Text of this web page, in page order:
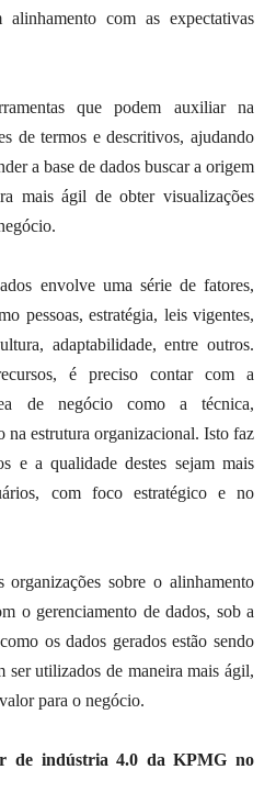
com as expectativas
que podem auxiliar na
de termos e descritivos, ajudando
a base de dados buscar a origem
mais ágil de obter visualizações
envolve uma série de fatores,
pessoas, estratégia, leis vigentes,
adaptabilidade, entre outros.
é preciso contar com a
de negócio como a técnica,
na estrutura organizacional. Isto faz
e a qualidade destes sejam mais
com foco estratégico e no
sobre o alinhamento
o gerenciamento de dados, sob a
os dados gerados estão sendo
ser utilizados de maneira mais ágil,
para o negócio.
de indústria 4.0 da KPMG no